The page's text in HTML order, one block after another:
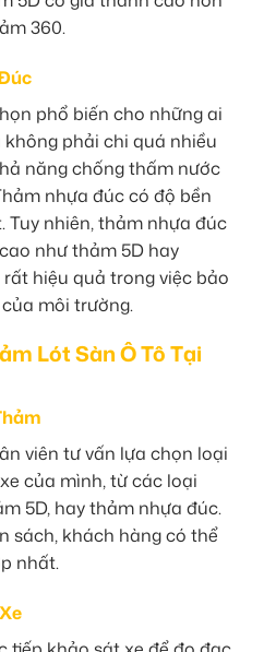
360.
phổ biến cho những ai
phải chi quá nhiều
năng chống thấm nước
nhựa đúc có độ bền
Tuy nhiên, thảm nhựa đúc
như thảm 5D hay
hiệu quả trong việc bảo
môi trường.
Lót Sàn Ô Tô Tại
viên tư vấn lựa chọn loại
của mình, từ các loại
5D, hay thảm nhựa đúc.
sách, khách hàng có thể
nhất.